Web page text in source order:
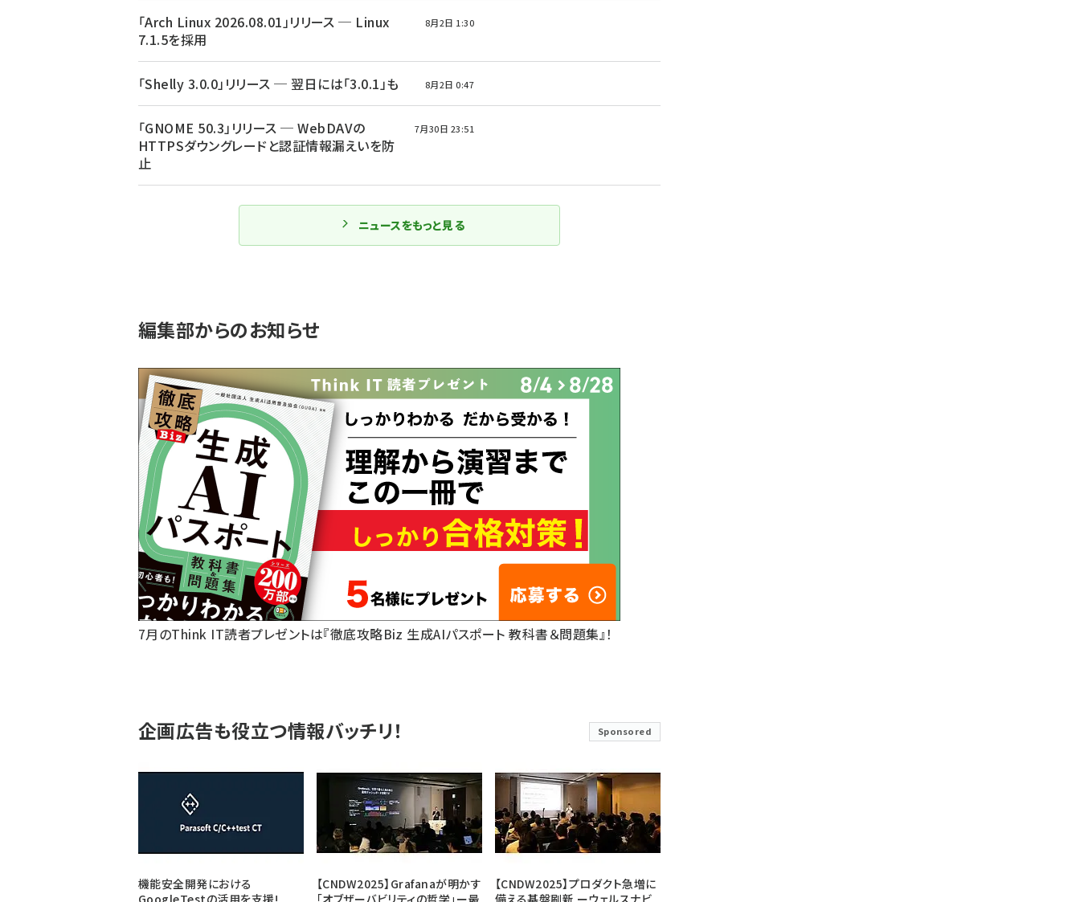
「Arch Linux 2026.08.01」リリース ─ Linux
7.1.5を採用
8月2日 1:30
「Shelly 3.0.0」リリース ─ 翌日には「3.0.1」も 8月2日 0:47
「GNOME 50.3」リリース ─ WebDAVの
HTTPSダウングレードと認証情報漏えいを防
止
7月30日 23:51
ニュースをもっと見る
編集部からのお知らせ
7月のThink IT読者プレゼントは『徹底攻略Biz 生成AIパスポート 教科書＆問題集』！
企画広告も役立つ情報バッチリ！ Sponsored
機能安全開発における
GoogleTestの活用を支援!
【CNDW2025】Grafanaが明かす
「オブザーバビリティの哲学」ー最
【CNDW2025】プロダクト急増に
備える基盤刷新 ーウェルスナビ